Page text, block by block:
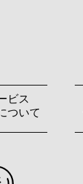
ビス
ついて